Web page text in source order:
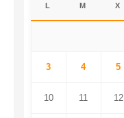
L M X
3 4 5
10 11 12